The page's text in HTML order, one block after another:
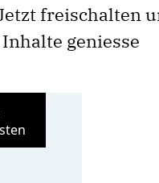
freischalten
geniesse